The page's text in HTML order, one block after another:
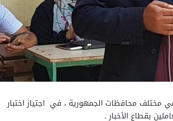
مختلف محافظات الجمهورية ، في اجتياز اختبار
بقطاع الأخبار .